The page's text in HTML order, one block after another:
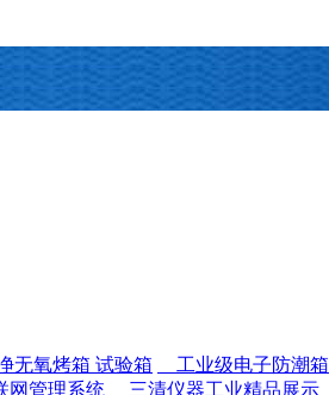
无氧烤箱 试验箱 工业级电子防潮箱
管理系统 三清仪器工业精品展示